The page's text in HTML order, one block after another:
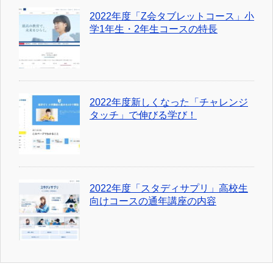
2022年度「Z会タブレットコース」小
学1年生・2年生コースの特長
2022年度新しくなった「チャレンジ
タッチ」で伸びる学び！
2022年度「スタディサプリ」高校生
向けコースの通年講座の内容